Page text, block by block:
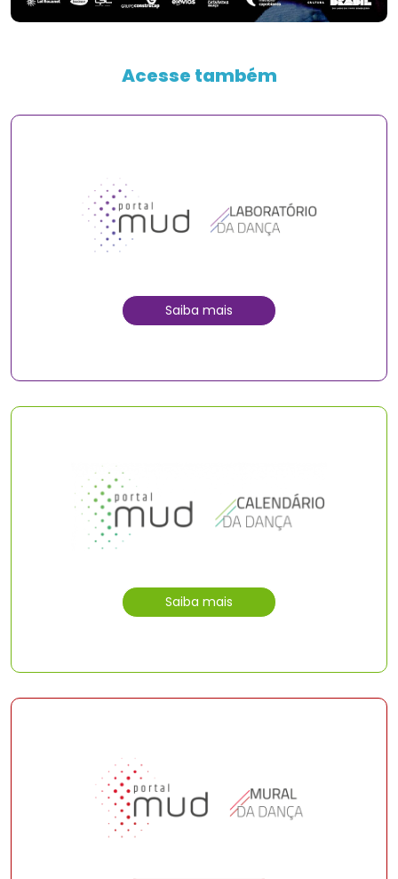
Acesse também
Saiba mais
Saiba mais